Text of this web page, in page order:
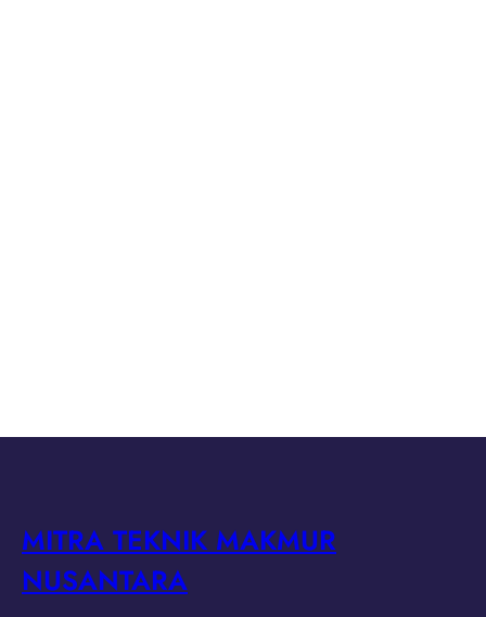
MITRA TEKNIK MAKMUR
NUSANTARA